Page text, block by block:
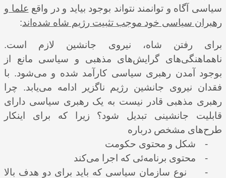
سیاسی آگاه و توانمند نتواند بوجود بیاید و در واقع علما و
رهبران سیاسی خود موجب تثبیت رژیم شاه شدهاند:
برای رفتن شاه، نیروی جانشین لازم است.
ناهماهنگی‌های گرایش‌های مذهبی و سیاسی مانع از
بوجود آمدن رهبری سیاسی کارآمد شده و می‌شود. با
فقدان نیروی جانشین رژیم ناگزیر ادامه می‌یابد. چرا
رهبری مذهبی قادر نیست به یک رهبری سیاسی دارای
قابلیت جانشینی تبدیل شود؟ زیرا که برای اینکار
طرح‌های مشخص درباره
-
شکل و محتوی حکومت
-
محتوی برنامه‌ئی که اجرا می‌کند
-
نوع سازمان سیاسی که باید برای دو هدف بالا